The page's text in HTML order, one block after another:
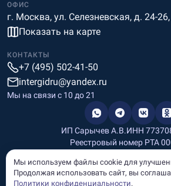
ОФИС
г. Москва, ул. Селезневская, д. 24-
Показать на карте
КОНТАКТЫ
+7 (495) 502-41-50
intergidru@yandex.ru
Мы на связи c 10 до 21
ИП Сарычев А.В.ИНН
Реестровый номер РТА
Информация, размещённая на сайте,
характер и не является рекламой и
Мы используем файлы cookie для
Продолжая использовать сайт, вы
Политики конфиденциальности.